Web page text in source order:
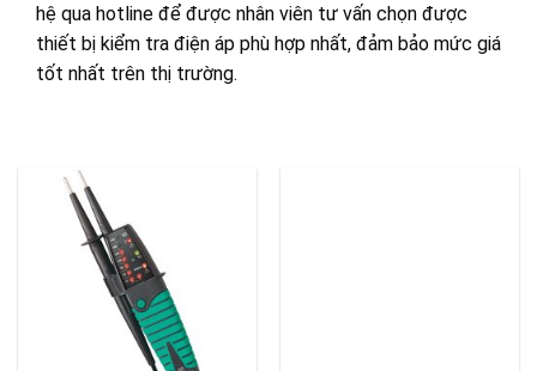
hệ qua hotline để được nhân viên tư vấn chọn được
thiết bị kiểm tra điện áp phù hợp nhất, đảm bảo mức giá
tốt nhất trên thị trường.